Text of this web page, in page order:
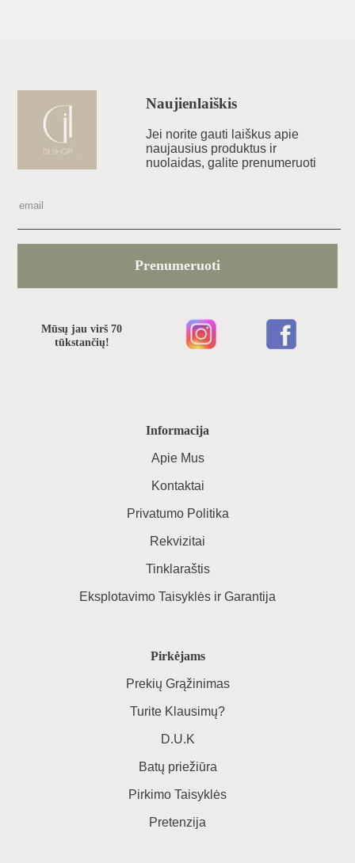
Informacija
Apie Mus
Kontaktai
Privatumo Politika
Rekvizitai
Tinklaraštis
Eksplotavimo Taisyklės ir Garantija
Pirkėjams
Prekių Grąžinimas
Turite Klausimų?
D.U.K
Batų priežiūra
Pirkimo Taisyklės
Pretenzija
Naujienlaiškis
Jei norite gauti laiškus apie
naujausius produktus ir
nuolaidas, galite prenumeruoti
Prenumeruoti
Mūsų jau virš 70
tūkstančių!